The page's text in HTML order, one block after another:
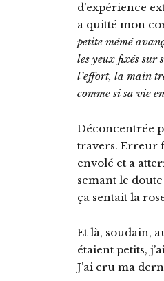
d’expérience
a quitté mon
petite mémé
les yeux fixés sur
l’effort, la main
comme si sa vie
Déconcentrée
travers. Erreur
envolé et a
semant le
ça sentait la
Et là, soudain,
étaient petits,
J’ai cru ma